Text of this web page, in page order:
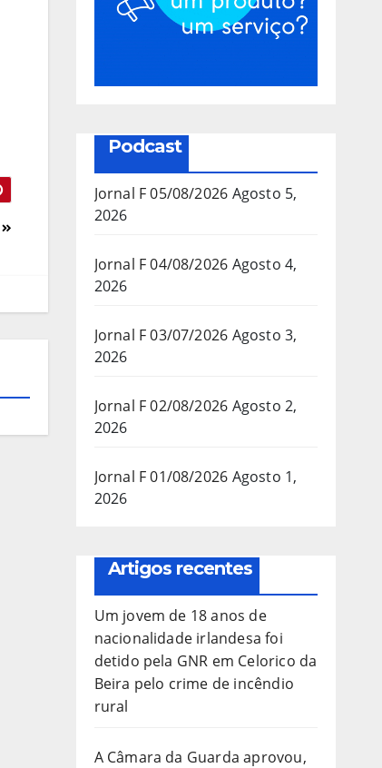
Podcast
Jornal F 05/08/2026 Agosto 5,
2026
Jornal F 04/08/2026 Agosto 4,
2026
Jornal F 03/07/2026 Agosto 3,
2026
Jornal F 02/08/2026 Agosto 2,
2026
Jornal F 01/08/2026 Agosto 1,
2026
Artigos recentes
Um jovem de 18 anos de
nacionalidade irlandesa foi
detido pela GNR em Celorico da
Beira pelo crime de incêndio
rural
A Câmara da Guarda aprovou,